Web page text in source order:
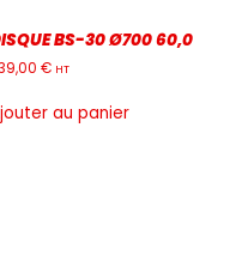
BS-30 Ø700 60,0
€ HT
au panier